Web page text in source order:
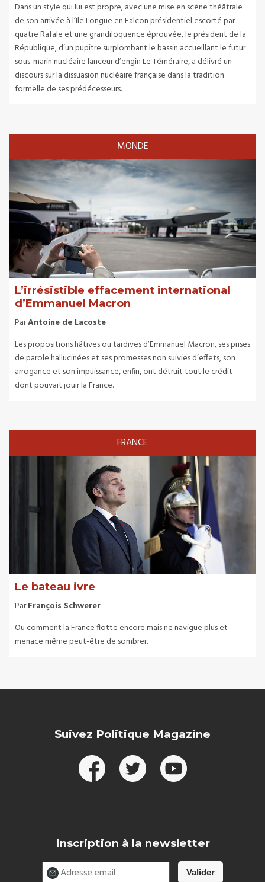
Dans un style qui lui est propre, avec une mise en scène théâtrale
de son arrivée à l’Ile Longue en Falcon présidentiel escorté par
quatre Rafale et une grandiloquence éprouvée, le président de la
République, d’un pupitre surplombant le bassin accueillant le futur
sous-marin nucléaire lanceur d’engin Le Téméraire, a délivré un
discours sur la dissuasion nucléaire française dans la tradition
formelle de ses prédécesseurs.
MONDE
L’irrésistible effacement international
d’Emmanuel Macron
ParAntoine de Lacoste
Les propositions hâtives ou tardives d’Emmanuel Macron, ses prises
de parole hallucinées et ses promesses non suivies d’effets, son
arrogance et son impuissance, enfin, ont détruit tout le crédit
dont pouvait jouir la France.
FRANCE
Le bateau ivre
ParFrançois Schwerer
Ou comment la France flotte encore mais ne navigue plus et
menace même peut-être de sombrer.
Suivez Politique Magazine
Inscription à la newsletter